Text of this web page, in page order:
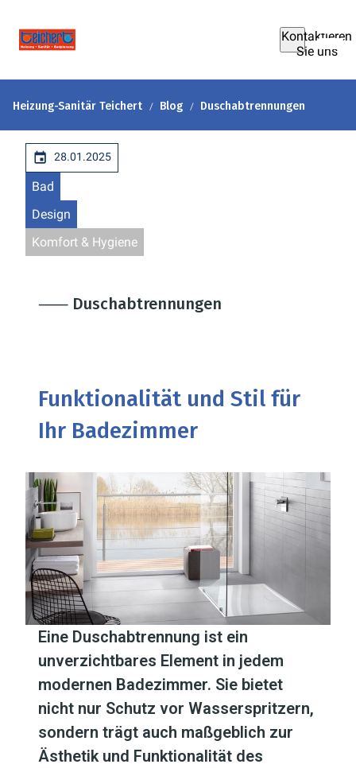
Kontaktieren
Sie uns
Heizung-Sanitär Teichert Blog Duschabtrennungen
28.01.2025
Bad
Design
Komfort & Hygiene
⸺ Duschabtrennungen
Funktionalität und Stil für
Ihr Badezimmer
Eine Duschabtrennung ist ein
unverzichtbares Element in jedem
modernen Badezimmer. Sie bietet
nicht nur Schutz vor Wasserspritzern,
sondern trägt auch maßgeblich zur
Ästhetik und Funktionalität des